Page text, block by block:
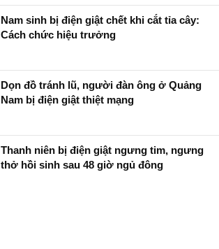
Nam sinh bị điện giật chết khi cắt tỉa cây:
Cách chức hiệu trưởng
Dọn đồ tránh lũ, người đàn ông ở Quảng
Nam bị điện giật thiệt mạng
Thanh niên bị điện giật ngưng tim, ngưng
thở hồi sinh sau 48 giờ ngủ đông